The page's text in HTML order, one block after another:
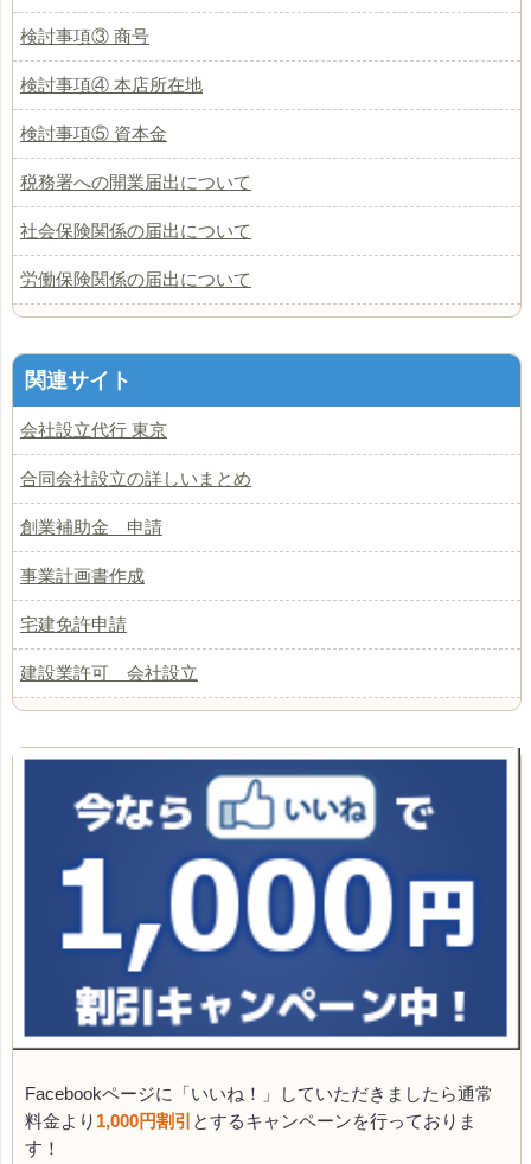
検討事項③ 商号
検討事項④ 本店所在地
検討事項⑤ 資本金
税務署への開業届出について
社会保険関係の届出について
労働保険関係の届出について
関連サイト
会社設立代行 東京
合同会社設立の詳しいまとめ
創業補助金 申請
事業計画書作成
宅建免許申請
建設業許可 会社設立
Facebookページに「いいね！」していただきましたら通常
料金より 1,000円割引 とするキャンペーンを行っておりま
す！